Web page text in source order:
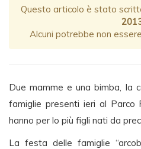
Questo articolo è stato
Alcuni potrebbe non
Due mamme e una bimba, la
famiglie presenti ieri al Parco
hanno per lo più figli nati da
La festa delle famiglie